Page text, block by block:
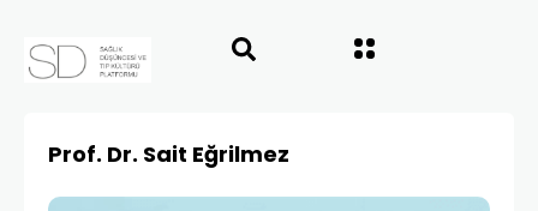
Prof. Dr. Sait Eğrilmez